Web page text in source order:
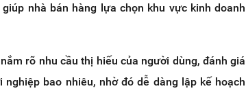
nhà bán hàng lựa chọn khu vực kinh doanh
rõ nhu cầu thị hiếu của người dùng, đánh giá
bao nhiêu, nhờ đó dễ dàng lập kế hoạch